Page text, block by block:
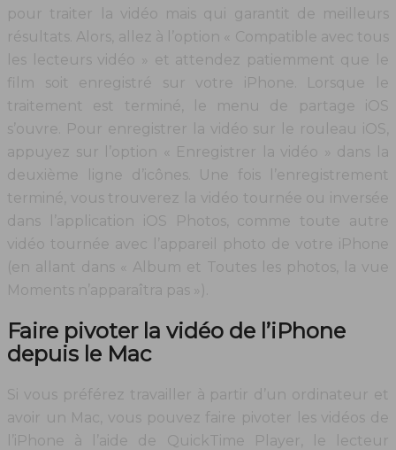
pour traiter la vidéo mais qui garantit de meilleurs
résultats. Alors, allez à l’option « Compatible avec tous
les lecteurs vidéo » et attendez patiemment que le
film soit enregistré sur votre iPhone. Lorsque le
traitement est terminé, le menu de partage iOS
s’ouvre. Pour enregistrer la vidéo sur le rouleau iOS,
appuyez sur l’option « Enregistrer la vidéo » dans la
deuxième ligne d’icônes. Une fois l’enregistrement
terminé, vous trouverez la vidéo tournée ou inversée
dans l’application iOS Photos, comme toute autre
vidéo tournée avec l’appareil photo de votre iPhone
(en allant dans « Album et Toutes les photos, la vue
Moments n’apparaîtra pas »).
Faire pivoter la vidéo de l’iPhone
depuis le Mac
Si vous préférez travailler à partir d’un ordinateur et
avoir un Mac, vous pouvez faire pivoter les vidéos de
l’iPhone à l’aide de QuickTime Player, le lecteur